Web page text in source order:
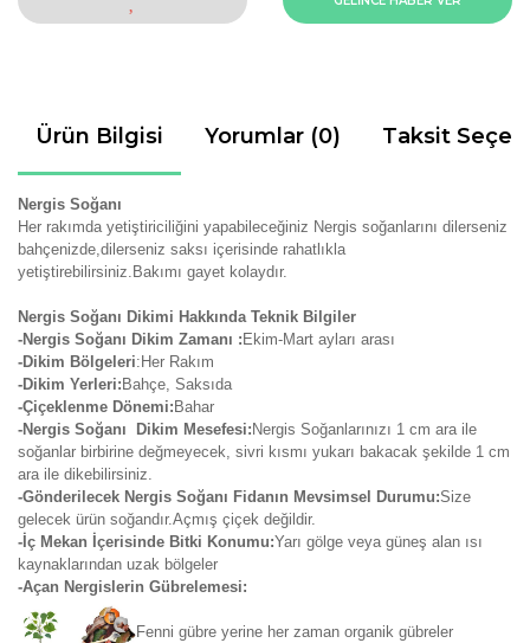
Ürün Bilgisi Yorumlar (0) Taksit
Nergis Soğanı
Her rakımda yetiştiriciliğini yapabileceğiniz Nergis soğanlarını dilerseniz
bahçenizde,dilerseniz saksı içerisinde rahatlıkla
yetiştirebilirsiniz.Bakımı gayet kolaydır.
Nergis Soğanı Dikimi Hakkında Teknik Bilgiler
-Nergis Soğanı Dikim Zamanı : Ekim-Mart ayları arası
-Dikim Bölgeleri:Her Rakım
-Dikim Yerleri: Bahçe, Saksıda
-Çiçeklenme Dönemi: Bahar
-Nergis Soğanı Dikim Mesefesi: Nergis Soğanlarınızı 1 cm ara ile
soğanlar birbirine değmeyecek, sivri kısmı yukarı bakacak şekilde 1 cm
ara ile dikebilirsiniz.
-Gönderilecek Nergis Soğanı Fidanın Mevsimsel Durumu:Size
gelecek ürün soğandır.Açmış çiçek değildir.
-İç Mekan İçerisinde Bitki Konumu:Yarı gölge veya güneş alan ısı
kaynaklarından uzak bölgeler
-Açan Nergislerin Gübrelemesi:
Fenni gübre yerine her zaman organik gübreler